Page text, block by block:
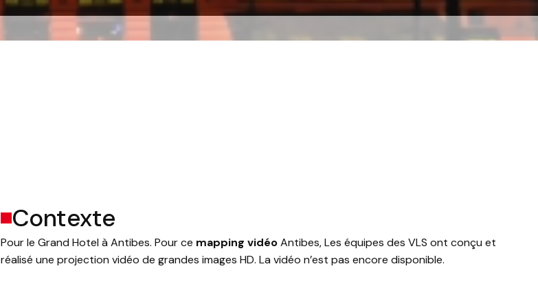
Contexte
Pour le Grand Hotel à Antibes. Pour ce mapping vidéoAntibes, Les équipes des VLS ont conçu et
réalisé une projection vidéo de grandes images HD. La vidéo n’est pas encore disponible.